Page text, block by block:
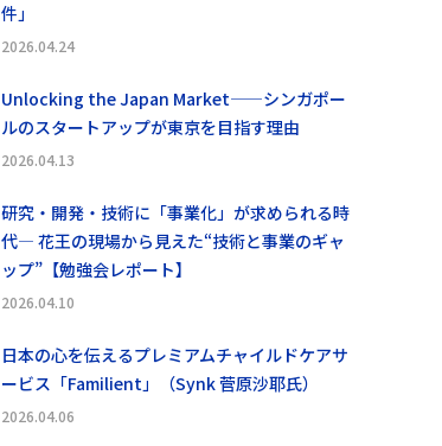
件」
2026.04.24
Unlocking the Japan Market——シンガポー
ルのスタートアップが東京を目指す理由
2026.04.13
研究・開発・技術に「事業化」が求められる時
代― 花王の現場から見えた“技術と事業のギャ
ップ”【勉強会レポート】
2026.04.10
日本の心を伝えるプレミアムチャイルドケアサ
ービス「Familient」（Synk 菅原沙耶氏）
2026.04.06